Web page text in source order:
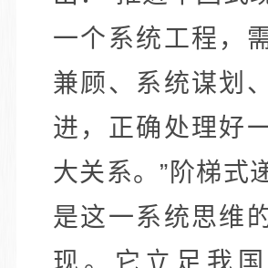
一个系统工程，
兼顾、系统谋划
进，正确处理好
大关系。”阶梯式
是这一系统思维
现。它立足我